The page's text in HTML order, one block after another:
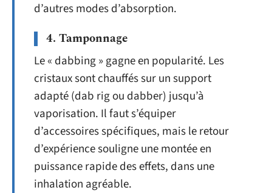
d’autres modes d’absorption.
4. Tamponnage
Le « dabbing » gagne en popularité. Les
cristaux sont chauffés sur un support
adapté (dab rig ou dabber) jusqu’à
vaporisation. Il faut s’équiper
d’accessoires spécifiques, mais le retour
d’expérience souligne une montée en
puissance rapide des effets, dans une
inhalation agréable.